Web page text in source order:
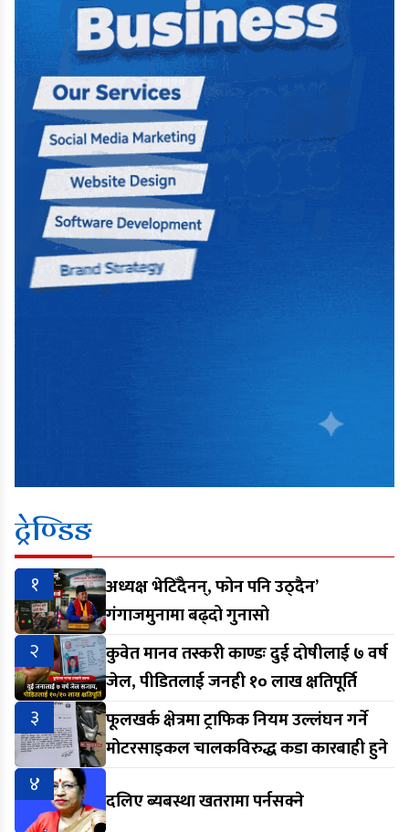
ट्रेण्डिङ
१
अध्यक्ष भेटिँदैनन्, फोन पनि उठ्दैन’
गंगाजमुनामा बढ्दो गुनासो
२
कुवेत मानव तस्करी काण्डः दुई दोषीलाई ७ वर्ष
जेल, पीडितलाई जनही १० लाख क्षतिपूर्ति
३
फूलखर्क क्षेत्रमा ट्राफिक नियम उल्लंघन गर्ने
मोटरसाइकल चालकविरुद्ध कडा कारबाही हुने
४
दलिए ब्यबस्था खतरामा पर्नसक्ने